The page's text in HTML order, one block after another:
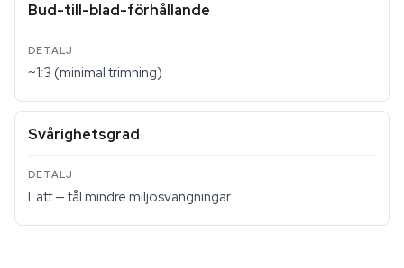
Bud-till-blad-förhållande
~1:3 (minimal trimning)
Svårighetsgrad
Lätt — tål mindre miljösvängningar